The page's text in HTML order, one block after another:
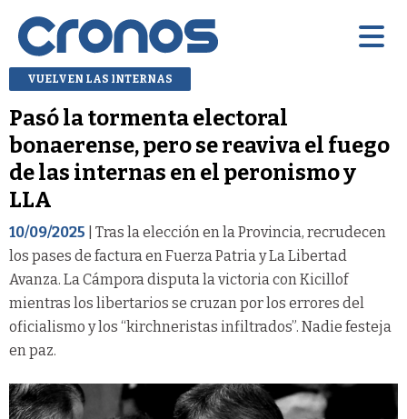
VUELVEN LAS INTERNAS
Pasó la tormenta electoral
bonaerense, pero se reaviva el fuego
de las internas en el peronismo y
LLA
10/09/2025 | Tras la elección en la Provincia, recrudecen
los pases de factura en Fuerza Patria y La Libertad
Avanza. La Cámpora disputa la victoria con Kicillof
mientras los libertarios se cruzan por los errores del
oficialismo y los “kirchneristas infiltrados”. Nadie festeja
en paz.